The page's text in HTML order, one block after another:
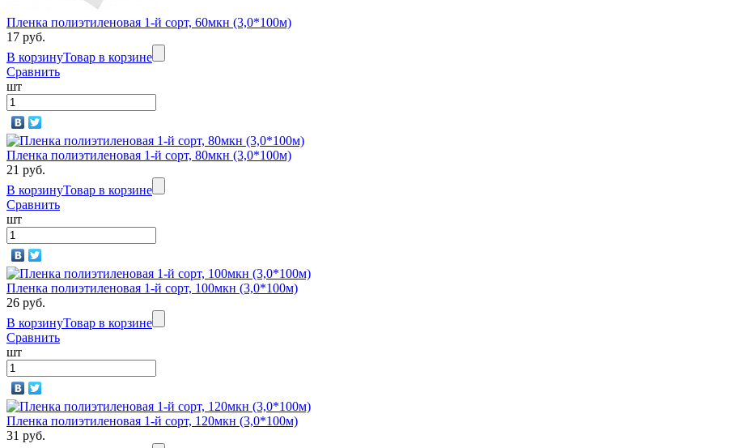
Пленка полиэтиленовая 1-й сорт, 60мкн (3,0*100м)
17 руб.
В корзинуТовар в корзине
Сравнить
шт
Пленка полиэтиленовая 1-й сорт, 80мкн (3,0*100м)
21 руб.
В корзинуТовар в корзине
Сравнить
шт
Пленка полиэтиленовая 1-й сорт, 100мкн (3,0*100м)
26 руб.
В корзинуТовар в корзине
Сравнить
шт
Пленка полиэтиленовая 1-й сорт, 120мкн (3,0*100м)
31 руб.